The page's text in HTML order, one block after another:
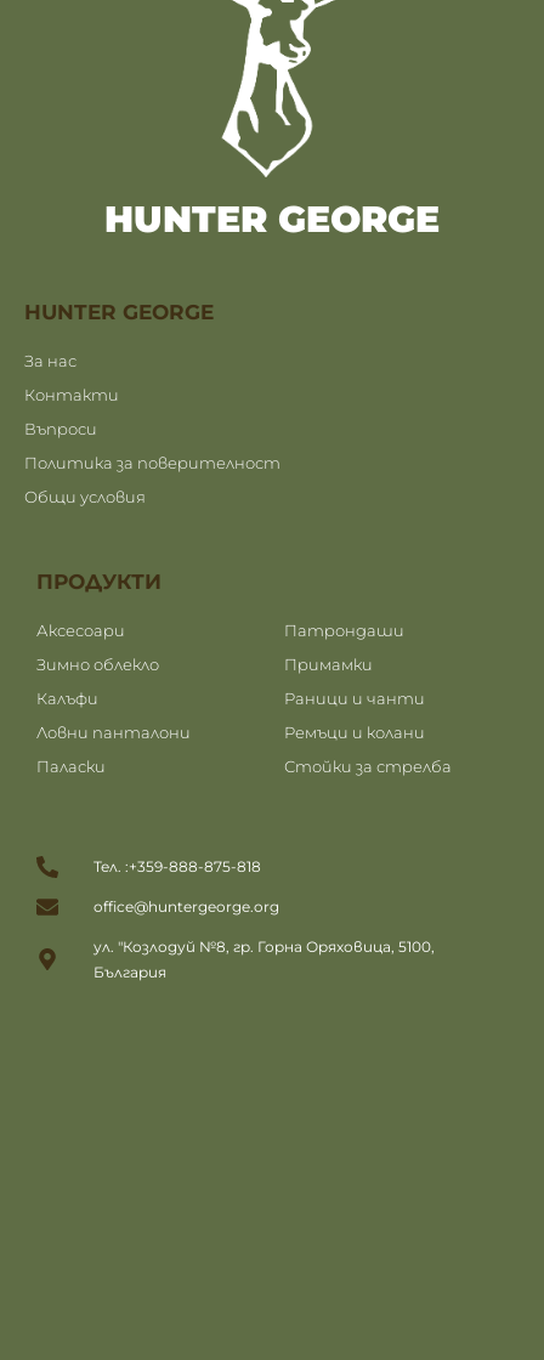
HUNTER GEORGE
HUNTER GEORGE
За нас
Контакти
Въпроси
Политика за поверителност
Общи условия
ПРОДУКТИ
Аксесоари
Зимно облекло
Калъфи
Ловни панталони
Паласки
Патрондаши
Примамки
Раници и чанти
Ремъци и колани
Стойки за стрелба
Тел. :+359-888-875-818
office@huntergeorge.org
ул. "Козлодуй №8, гр. Горна Оряховица, 5100,
България